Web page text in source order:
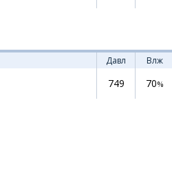
Давл Влж
749 70%